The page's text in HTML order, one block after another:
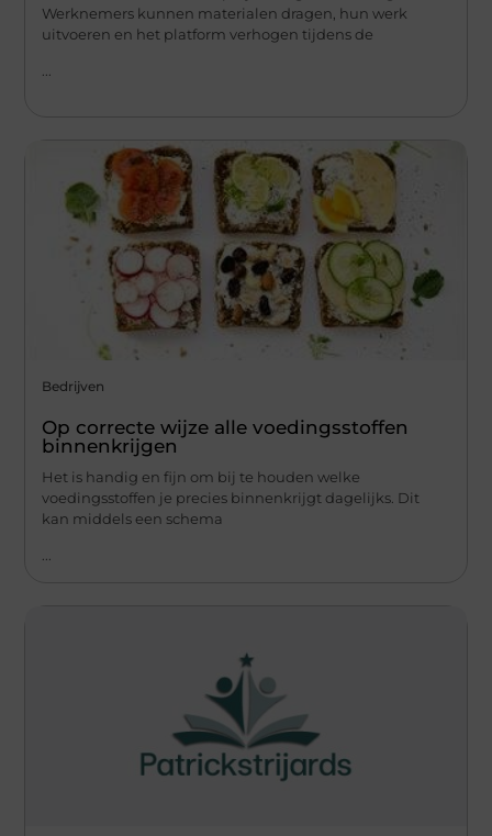
Werknemers kunnen materialen dragen, hun werk
uitvoeren en het platform verhogen tijdens de
Bedrijven
Op correcte wijze alle voedingsstoffen
binnenkrijgen
Het is handig en fijn om bij te houden welke
voedingsstoffen je precies binnenkrijgt dagelijks. Dit
kan middels een schema
...